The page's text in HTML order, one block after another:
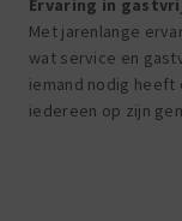
Ervaring in
Met jarenlange
wat service en
iemand nodig
iedereen op zijn